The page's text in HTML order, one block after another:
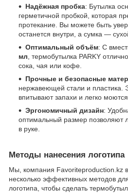
Надёжная пробка: Бутылка
герметичной пробкой, которая
протекание. Вы можете быть
останется внутри, а сумка —
Оптимальный объём: С
мл, термобутылка PARKY
сока, чая или кофе.
Прочные и безопасные
нержавеющей стали и пластика.
впитывают запахи и легко
Эргономичный дизайн:
оптимальный размер позволяют
в руке.
Методы нанесения логотипа
Мы, компания Favoriteproduction.kz
несколько эффективных методов
логотипа, чтобы сделать